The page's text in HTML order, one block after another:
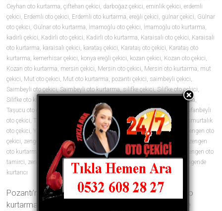
Ceyhan oto kurtarma,çiftehan çekici, darboğaz çekici,eminlik çekici,erdemli
çekici, Erdemli oto çekici, Erdemli oto kurtarma,ereğli çekici, gülnar çekici, Gülnar
oto çekici, Gülnar oto kurtarma, İmamoğlu oto çekici, İmamoğlu oto kurtarma,
kadirli çekici, Kadirli oto çekici, Kadirli oto kurtarma, Karaisali oto çekici, Karaisali
oto kurtarma, karaisalı çekici, karataş çekici, Karataş oto çekici, Karataş oto
kurtarma, kemerhisar çekici, konya ereğli çekici, kozan çekici, Kozan oto çekici,
Kozan oto kurtarma, mersin çekici, Mersin oto çekici, Mersin oto kurtarma, mut
çekici, Mut oto çekici, Mut oto kurtarma, pozantı çekici, saimbeyli çekici,
Saimbeyli oto çekici,Saimbeyli oto kurtarma,silifke çekici,Silifke oto çekici,
Silifke oto kurtarma
Tarsus oto kurtarma,
Taşucu oto çekici
Taşucu oto kurtarma,tekir çekici tufanbeyli çekici
Tufanbeyli
oto çekici,Tufanbeyli oto kurtarma, ulukışla çekici,yumurtalık çekici
Yumurtalık
oto çekici,Yumurtalık oto kurtarma ,zengen araç çekici,zengen çekici
zengen oto
çekici, zengen oto çekiciler, zengen oto kurtarıcı zengen oto kurtarıcılar
zengen
oto kurtarma
zengen oto lastik ,zengen oto lastikçi , zengen oto tamir
zengen oto
tamirci, zengen oto yol yardımı, zengen yol yardım zengende çekici
zengende
kurtarıcı
0 yorum
Pozantı’nın en iyi oto çekici şirketi olan Türkmenler oto
kurtarma ve vinç yedi gün 24 saat her an yanınızda ve